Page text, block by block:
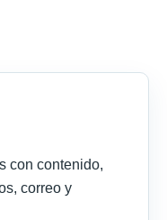
con contenido,
correo y